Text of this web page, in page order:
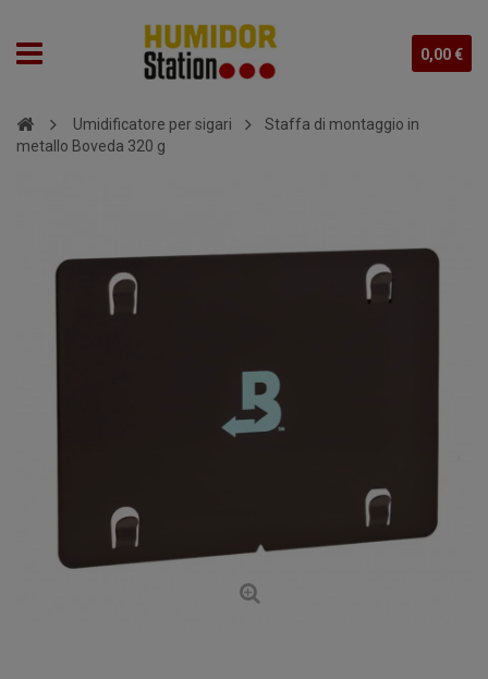
0,00 €
Umidificatore per sigari
Staffa di montaggio in
metallo Boveda 320 g